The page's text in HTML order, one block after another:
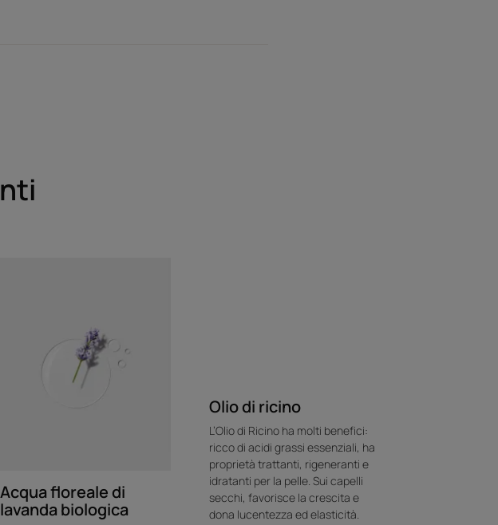
Acqua floreale di
lavanda biologica
Olio di ricino
L’Olio di Ricino ha molti benefici:
ricco di acidi grassi essenziali, ha
proprietà trattanti, rigeneranti e
idratanti per la pelle. Sui capelli
secchi, favorisce la crescita e
dona lucentezza ed elasticità.